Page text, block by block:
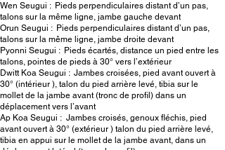
Wen Seugui : Pieds perpendiculaires distant d’un pas,
talons sur la même ligne, jambe gauche devant
Orun Seugui : Pieds perpendiculaires distant d’un pas,
talons sur la même ligne, jambe droite devant
Pyonni Seugui : Pieds écartés, distance un pied entre les
talons, pointes de pieds à 30° vers l’extérieur
Dwitt Koa Seugui : Jambes croisées, pied avant ouvert à
30° (intérieur ), talon du pied arrière levé, tibia sur le
mollet de la jambe avant (tronc de profil) dans un
déplacement vers l’avant
Ap Koa Seugui : Jambes croisés, genoux fléchis, pied
avant ouvert à 30° (extérieur ) talon du pied arrière levé,
tibia en appui sur le mollet de la jambe avant, dans un